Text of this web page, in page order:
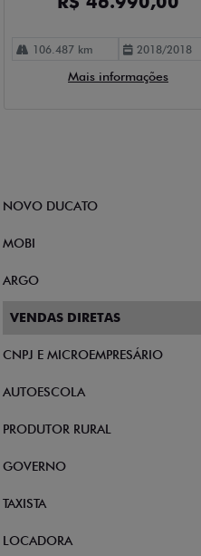
106.487 km 2018/2018
Mais informações
NOVO DUCATO
MOBI
ARGO
VENDAS DIRETAS
CNPJ E MICROEMPRESÁRIO
AUTOESCOLA
PRODUTOR RURAL
GOVERNO
TAXISTA
LOCADORA